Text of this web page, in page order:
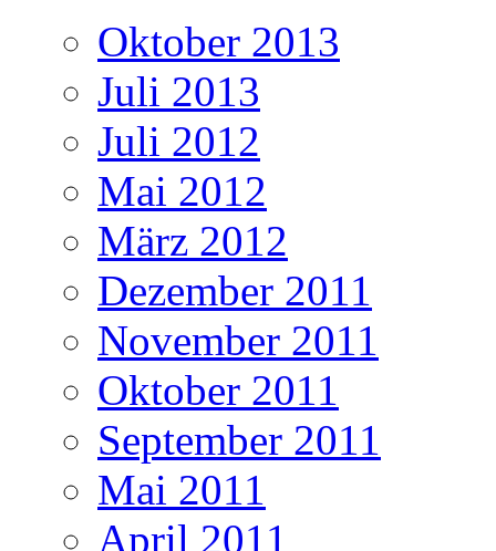
Oktober 2013
Juli 2013
Juli 2012
Mai 2012
März 2012
Dezember 2011
November 2011
Oktober 2011
September 2011
Mai 2011
April 2011